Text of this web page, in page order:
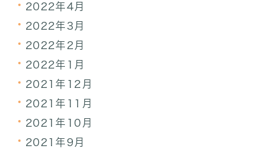
2022年4月
2022年3月
2022年2月
2022年1月
2021年12月
2021年11月
2021年10月
2021年9月